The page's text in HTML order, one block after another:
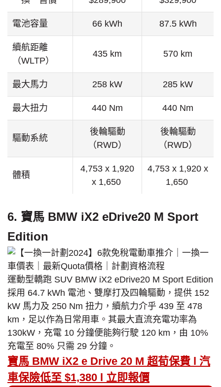
電池容量 66 kWh 87.5 kWh
續航距離
（WLTP）
435 km 570 km
最大馬力 258 kW 285 kW
最大扭力 440 Nm 440 Nm
驅動系統
後輪驅動
（RWD）
後輪驅動
（RWD）
體積
4,753 x 1,920
x 1,650
4,753 x 1,920 x
1,650
6. 寶馬 BMW iX2 eDrive20 M Sport
Edition
運動型轎跑 SUV BMW iX2 eDrive20 M Sport Edition
採用 64.7 kWh 電池、雙摩打及四輪驅動，提供 152
kW 馬力及 250 Nm 扭力，續航力介乎 439 至 478
km，足以作為日常用車。其最大直流充電功率為
130kW，充電 10 分鐘便能夠行駛 120 km，由 10%
充電至 80% 只需 29 分鐘。
寶馬 BMW iX2 e Drive 20 M 超荀保費 l 汽
車保險低至 $1,380 l 立即報價